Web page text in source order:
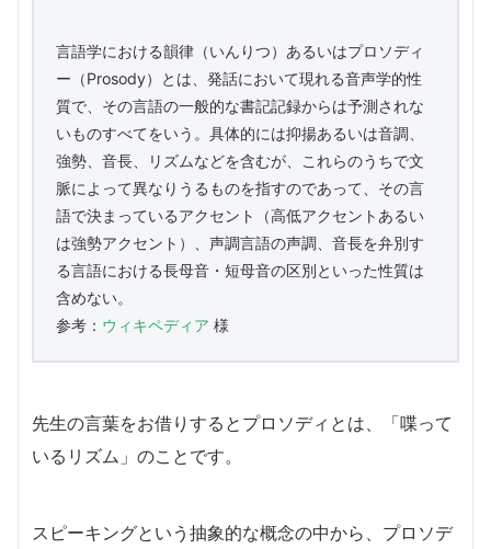
言語学における韻律（いんりつ）あるいはプロソディ
ー（Prosody）とは、発話において現れる音声学的性
質で、その言語の一般的な書記記録からは予測されな
いものすべてをいう。具体的には抑揚あるいは音調、
強勢、音長、リズムなどを含むが、これらのうちで文
脈によって異なりうるものを指すのであって、その言
語で決まっているアクセント（高低アクセントあるい
は強勢アクセント）、声調言語の声調、音長を弁別す
る言語における長母音・短母音の区別といった性質は
含めない。
参考： ウィキペディア 様
先生の言葉をお借りするとプロソディとは、「喋って
いるリズム」のことです。
スピーキングという抽象的な概念の中から、プロソデ